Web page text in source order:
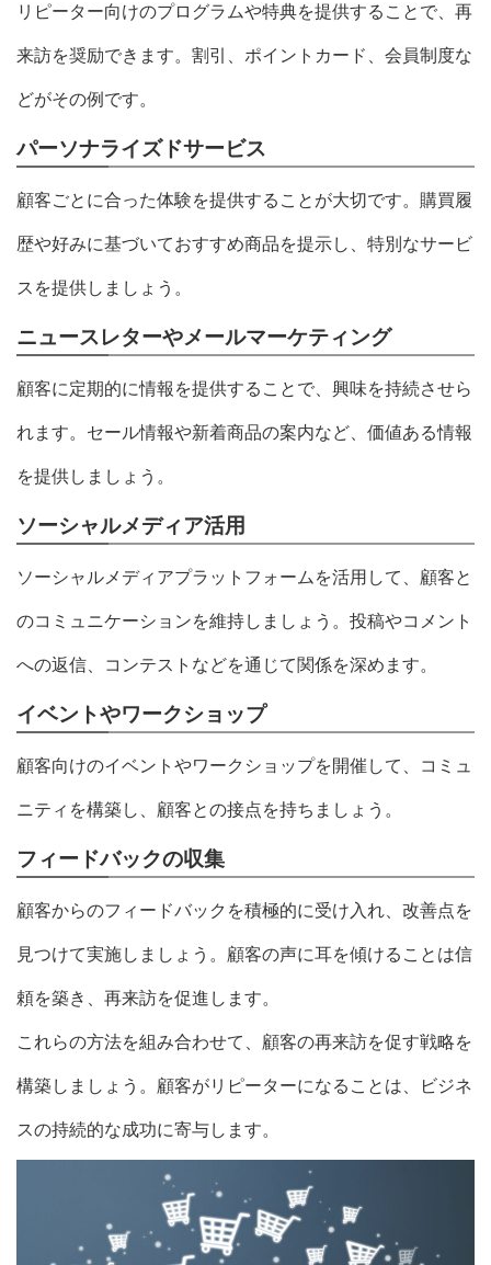
リピーター向けのプログラムや特典を提供することで、再
来訪を奨励できます。割引、ポイントカード、会員制度な
どがその例です。
パーソナライズドサービス
顧客ごとに合った体験を提供することが大切です。購買履
歴や好みに基づいておすすめ商品を提示し、特別なサービ
スを提供しましょう。
ニュースレターやメールマーケティング
顧客に定期的に情報を提供することで、興味を持続させら
れます。セール情報や新着商品の案内など、価値ある情報
を提供しましょう。
ソーシャルメディア活用
ソーシャルメディアプラットフォームを活用して、顧客と
のコミュニケーションを維持しましょう。投稿やコメント
への返信、コンテストなどを通じて関係を深めます。
イベントやワークショップ
顧客向けのイベントやワークショップを開催して、コミュ
ニティを構築し、顧客との接点を持ちましょう。
フィードバックの収集
顧客からのフィードバックを積極的に受け入れ、改善点を
見つけて実施しましょう。顧客の声に耳を傾けることは信
頼を築き、再来訪を促進します。
これらの方法を組み合わせて、顧客の再来訪を促す戦略を
構築しましょう。顧客がリピーターになることは、ビジネ
スの持続的な成功に寄与します。